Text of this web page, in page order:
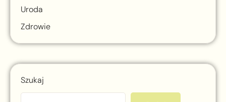
Uroda
Zdrowie
Szukaj